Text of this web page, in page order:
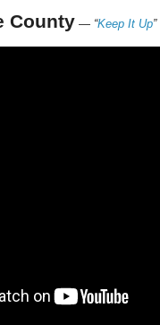
County — “Keep It Up”